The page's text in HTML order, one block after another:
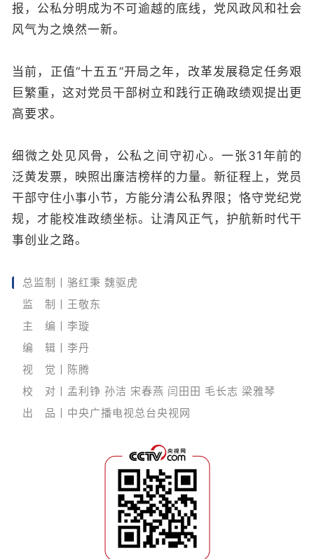
报，公私分明成为不可逾越的底线，党风政风和社会
风气为之焕然一新。
当前，正值“十五五”开局之年，改革发展稳定任务艰
巨繁重，这对党员干部树立和践行正确政绩观提出更
高要求。
细微之处见风骨，公私之间守初心。一张31年前的
泛黄发票，映照出廉洁榜样的力量。新征程上，党员
干部守住小事小节，方能分清公私界限；恪守党纪党
规，才能校准政绩坐标。让清风正气，护航新时代干
事创业之路。
总监制丨骆红秉 魏驱虎
监 制丨王敬东
主 编丨李璇
编 辑丨李丹
视 觉丨陈腾
校 对丨孟利铮 孙洁 宋春燕 闫田田 毛长志 梁雅琴
出 品丨中央广播电视总台央视网